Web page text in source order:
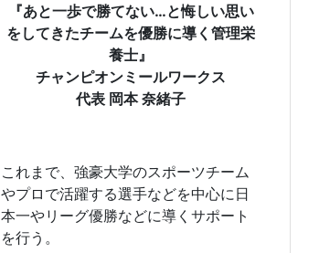
『あと一歩で勝てない…と悔しい思い
をしてきたチームを優勝に導く管理栄
養士』
チャンピオンミールワークス
代表 岡本 奈緒子
これまで、強豪大学のスポーツチーム
やプロで活躍する選手などを中心に日
本一やリーグ優勝などに導くサポート
を行う。